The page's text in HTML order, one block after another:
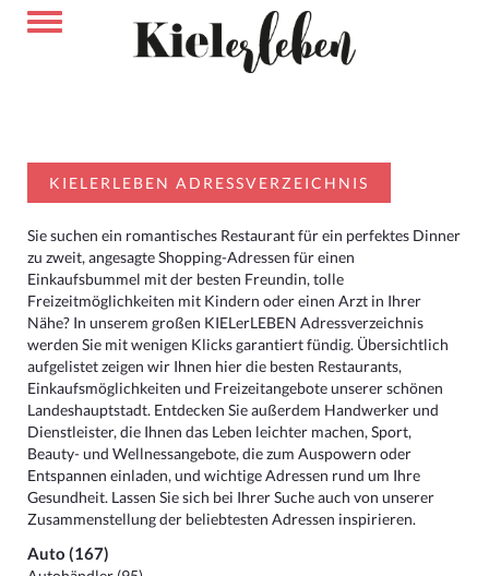
KIELERLEBEN ADRESSVERZEICHNIS
Sie suchen ein romantisches Restaurant für ein perfektes Dinner
zu zweit, angesagte Shopping-Adressen für einen
Einkaufsbummel mit der besten Freundin, tolle
Freizeitmöglichkeiten mit Kindern oder einen Arzt in Ihrer
Nähe? In unserem großen KIELerLEBEN Adressverzeichnis
werden Sie mit wenigen Klicks garantiert fündig. Übersichtlich
aufgelistet zeigen wir Ihnen hier die besten Restaurants,
Einkaufsmöglichkeiten und Freizeitangebote unserer schönen
Landeshauptstadt. Entdecken Sie außerdem Handwerker und
Dienstleister, die Ihnen das Leben leichter machen, Sport,
Beauty- und Wellnessangebote, die zum Auspowern oder
Entspannen einladen, und wichtige Adressen rund um Ihre
Gesundheit. Lassen Sie sich bei Ihrer Suche auch von unserer
Zusammenstellung der beliebtesten Adressen inspirieren.
Auto (167)